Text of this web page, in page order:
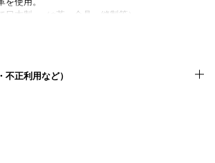
日本製。（※革・金具・縫製等）
（ナスカン）で着脱可能。
正利用など）